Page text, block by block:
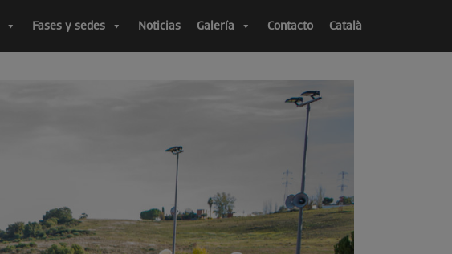
Fases y sedes Noticias Galería Contacto Català